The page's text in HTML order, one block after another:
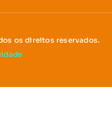
os direitos reservados.